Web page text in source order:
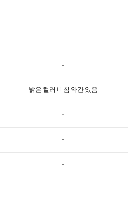
-
밝은 컬러 비침 약간 있음
-
-
-
-